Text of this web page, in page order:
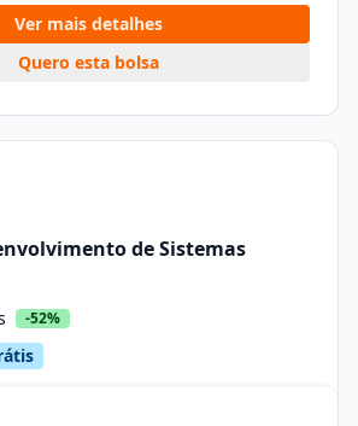
Ver mais detalhes
Quero esta bolsa
de Sistemas
-52%